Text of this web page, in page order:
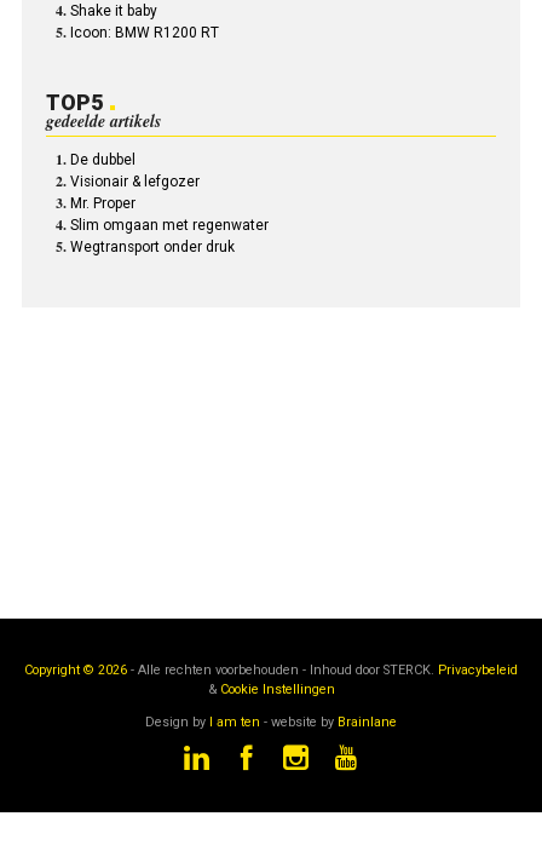
Shake it baby
Icoon: BMW R1200 RT
TOP5
gedeelde artikels
De dubbel
Visionair & lefgozer
Mr. Proper
Slim omgaan met regenwater
Wegtransport onder druk
Copyright © 2026 - Alle rechten voorbehouden - Inhoud door STERCK. Privacybeleid
& Cookie Instellingen
Design by I am ten - website by Brainlane